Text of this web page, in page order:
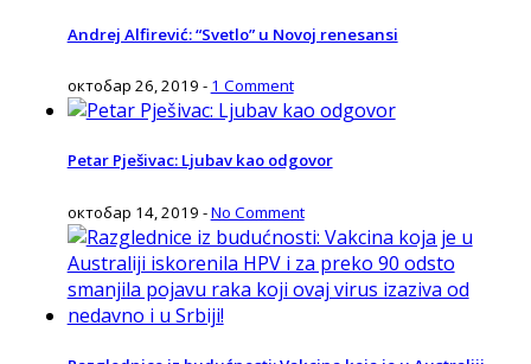
Andrej Alfirević: “Svetlo” u Novoj renesansi
октобар 26, 2019 - 1 Comment
Petar Pješivac: Ljubav kao odgovor
октобар 14, 2019 -No Comment